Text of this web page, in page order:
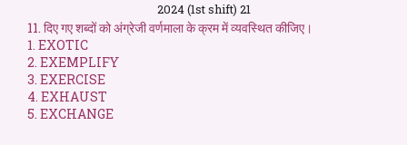
2024 (1st shift) 21
11. दिए गए शब्दों को अंग्रेजी वर्णमाला के क्रम में व्यवस्थित कीजिए।
1. EXOTIC
2. EXEMPLIFY
3. EXERCISE
4. EXHAUST
5. EXCHANGE